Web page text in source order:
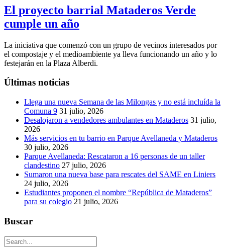
El proyecto barrial Mataderos Verde
cumple un año
La iniciativa que comenzó con un grupo de vecinos interesados por
el compostaje y el medioambiente ya lleva funcionando un año y lo
festejarán en la Plaza Alberdi.
Últimas noticias
Llega una nueva Semana de las Milongas y no está incluída la
Comuna 9 31 julio, 2026
Desalojaron a vendedores ambulantes en Mataderos 31 julio,
2026
Más servicios en tu barrio en Parque Avellaneda y Mataderos
30 julio, 2026
Parque Avellaneda: Rescataron a 16 personas de un taller
clandestino 27 julio, 2026
Sumaron una nueva base para rescates del SAME en Liniers
24 julio, 2026
Estudiantes proponen el nombre “República de Mataderos”
para su colegio 21 julio, 2026
Buscar